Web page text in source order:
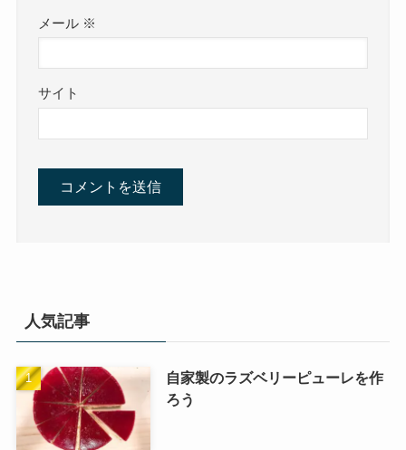
メール ※
サイト
人気記事
自家製のラズベリーピューレを作
ろう